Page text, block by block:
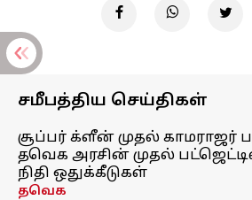
சமீபத்திய செய்திகள்
சூப்பர் க்ளீன் முதல் காமராஜர்
தவெக அரசின் முதல்
நிதி ஒதுக்கீடுகள்
தவெக